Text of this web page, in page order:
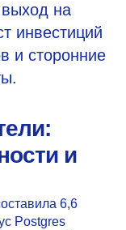
на
инвестиций
и сторонние
и
6,6
Postgres